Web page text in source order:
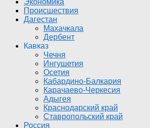
Экономика
Происшествия
Дагестан
Махачкала
Дербент
Кавказ
Чечня
Ингушетия
Осетия
Кабардино-Балкария
Карачаево-Черкесия
Адыгея
Краснодарский край
Ставропольский край
Россия